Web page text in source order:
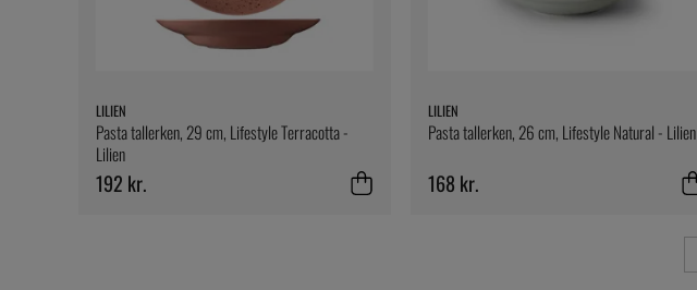
LILIEN
Pasta tallerken, 29 cm, Lifestyle Terracotta -
Lilien
192 kr.
LILIEN
Pasta tallerken, 26 cm, Lifestyle Natural - Lilien
168 kr.